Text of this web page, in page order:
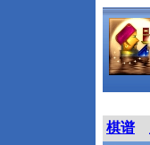
棋谱